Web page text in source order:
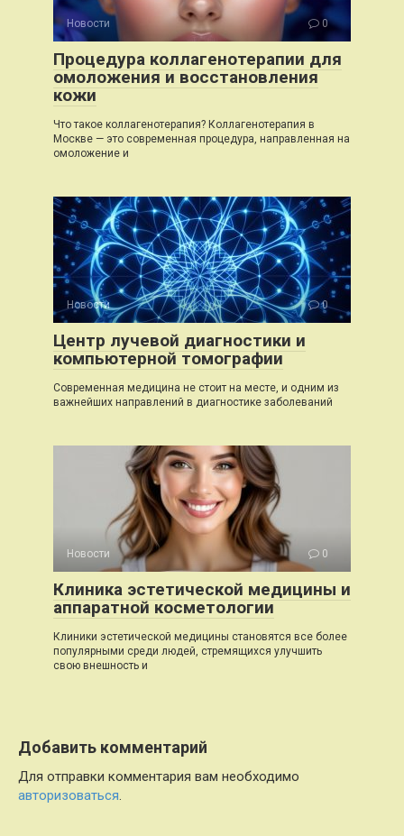
Новости 0
Процедура коллагенотерапии для
омоложения и восстановления
кожи
Что такое коллагенотерапия? Коллагенотерапия в
Москве — это современная процедура, направленная на
омоложение и
Новости 0
Центр лучевой диагностики и
компьютерной томографии
Современная медицина не стоит на месте, и одним из
важнейших направлений в диагностике заболеваний
Новости 0
Клиника эстетической медицины и
аппаратной косметологии
Клиники эстетической медицины становятся все более
популярными среди людей, стремящихся улучшить
свою внешность и
Добавить комментарий
Для отправки комментария вам необходимо
авторизоваться.